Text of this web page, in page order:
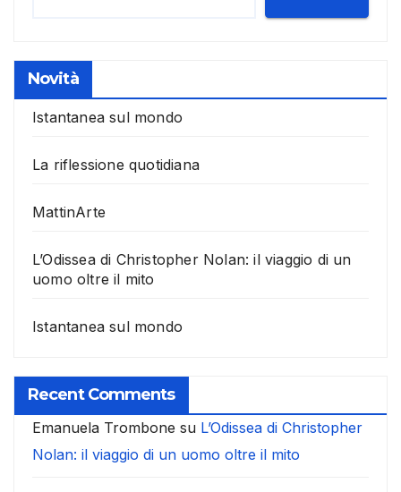
Novità
Istantanea sul mondo
La riflessione quotidiana
MattinArte
L’Odissea di Christopher Nolan: il viaggio di un
uomo oltre il mito
Istantanea sul mondo
Recent Comments
Emanuela Trombone su L’Odissea di Christopher
Nolan: il viaggio di un uomo oltre il mito